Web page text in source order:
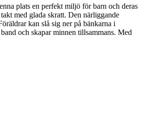
plats en perfekt miljö för barn och deras
med glada skratt. Den närliggande
kan slå sig ner på bänkarna i
och skapar minnen tillsammans. Med